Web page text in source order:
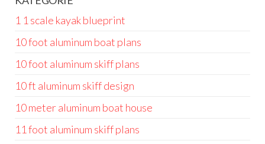
1 1 scale kayak blueprint
10 foot aluminum boat plans
10 foot aluminum skiff plans
10 ft aluminum skiff design
10 meter aluminum boat house
11 foot aluminum skiff plans